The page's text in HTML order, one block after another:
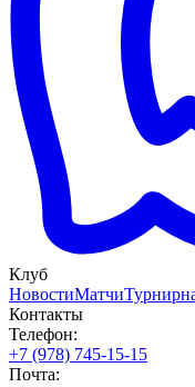
Клуб
НовостиМатчи
Контакты
Телефон:
+7 (978) 745-15-15
Почта: